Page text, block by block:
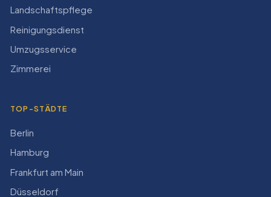
Landschaftspflege
Reinigungsdienst
Umzugsservice
Zimmerei
TOP-STÄDTE
Berlin
Hamburg
Frankfurt am Main
Düsseldorf